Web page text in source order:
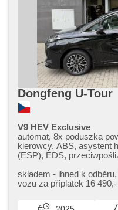
Dongfeng U-Tour
V9 HEV Exclusive
automat, 8x poduszka
kierowcy, ABS, asystent
(ESP), EDS,
regulacja prędkośći
kopce (HSA), ukazatel
koloně, asistent změny
skladem ​- ihned k
vozu za příplatek 16